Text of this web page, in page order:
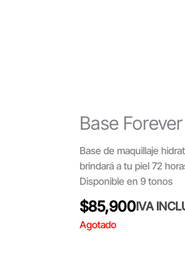
Base
Base de maquillaje
brindará a tu piel 72
Disponible en 9 tonos
$85,900IVA
Agotado